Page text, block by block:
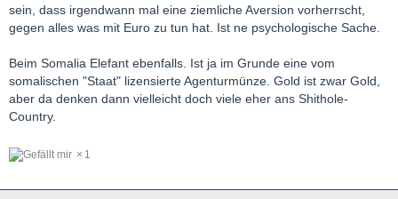
sein, dass irgendwann mal eine ziemliche Aversion vorherrscht,
gegen alles was mit Euro zu tun hat. Ist ne psychologische Sache.
Beim Somalia Elefant ebenfalls. Ist ja im Grunde eine vom
somalischen "Staat" lizensierte Agenturmünze. Gold ist zwar Gold,
aber da denken dann vielleicht doch viele eher ans Shithole-
Country.
1